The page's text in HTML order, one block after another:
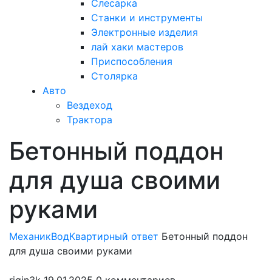
Слесарка
Станки и инструменты
Электронные изделия
лай хаки мастеров
Приспособления
Столярка
Авто
Вездеход
Трактора
Закрыть
меню
Бетонный поддон
для душа своими
руками
МеханикВодКвартирный ответ Бетонный поддон
для душа своими руками